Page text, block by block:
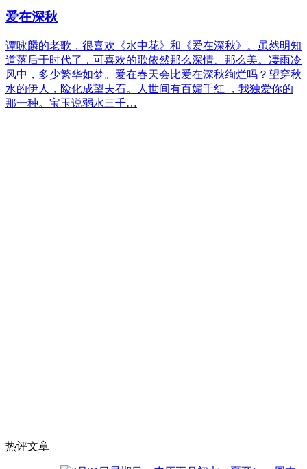
爱在深秋
谭咏麟的老歌，很喜欢《水中花》和《爱在深秋》。虽然明知
道落后于时代了，可喜欢的歌依然那么深情、那么美。凄雨冷
风中，多少繁华如梦。爱在春天会比爱在深秋绚烂吗？望穿秋
水的伊人，险化成望夫石。人世间有百媚千红 ，我独爱你的
那一种。宝玉说弱水三千…
热评文章